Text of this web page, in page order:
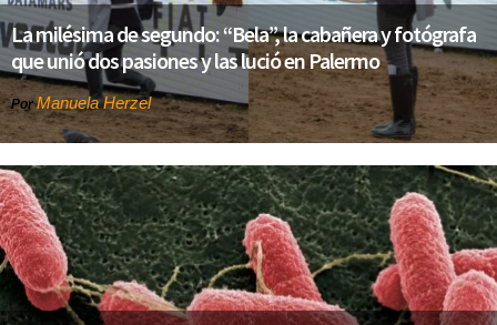
La milésima de segundo: “Bela”, la cabañera y fotógrafa
que unió dos pasiones y las lució en Palermo
PorManuela Herzel